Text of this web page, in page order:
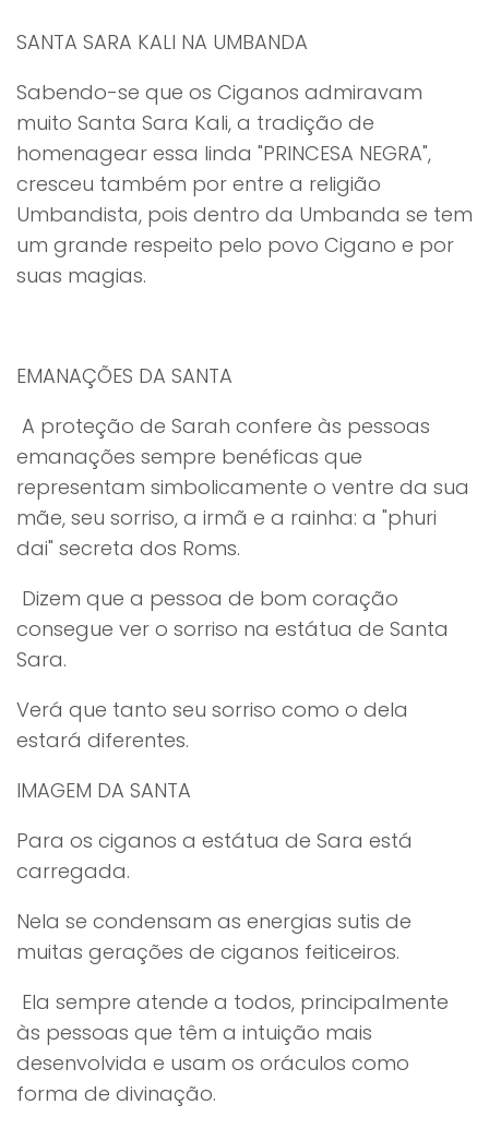
SANTA SARA KALI NA UMBANDA
Sabendo-se que os Ciganos admiravam
muito Santa Sara Kali, a tradição de
homenagear essa linda "PRINCESA NEGRA",
cresceu também por entre a religião
Umbandista, pois dentro da Umbanda se tem
um grande respeito pelo povo Cigano e por
suas magias.
EMANAÇÕES DA SANTA
A proteção de Sarah confere às pessoas
emanações sempre benéficas que
representam simbolicamente o ventre da sua
mãe, seu sorriso, a irmã e a rainha: a "phuri
dai" secreta dos Roms.
Dizem que a pessoa de bom coração
consegue ver o sorriso na estátua de Santa
Sara.
Verá que tanto seu sorriso como o dela
estará diferentes.
IMAGEM DA SANTA
Para os ciganos a estátua de Sara está
carregada.
Nela se condensam as energias sutis de
muitas gerações de ciganos feiticeiros.
Ela sempre atende a todos, principalmente
às pessoas que têm a intuição mais
desenvolvida e usam os oráculos como
forma de divinação.